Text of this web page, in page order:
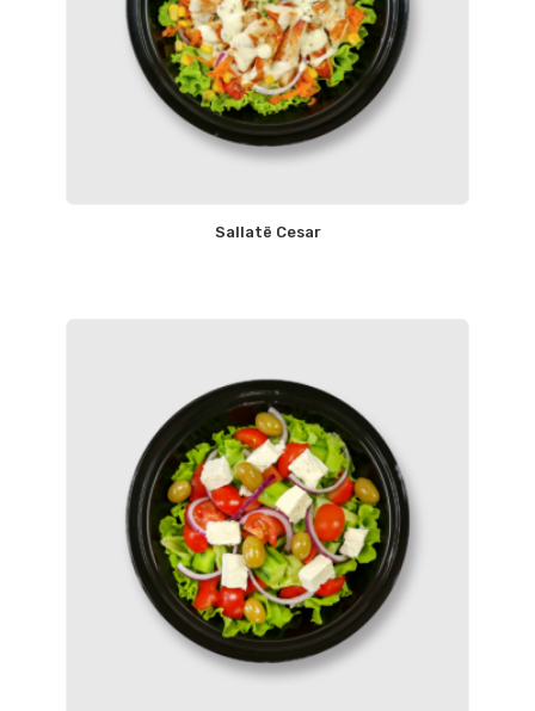
Sallatë Cesar